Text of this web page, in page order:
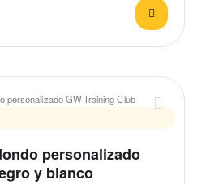
personalizado
y blanco